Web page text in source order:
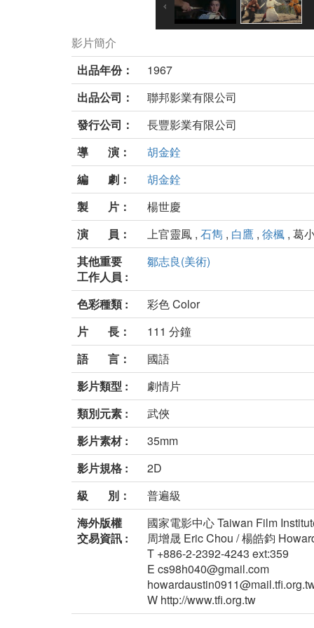
影片簡介
出品年份：
1967
出品公司：
聯邦影業有限公司
發行公司：
長豐影業有限公司
導 演：
胡金銓
編 劇：
胡金銓
製 片：
楊世慶
演 員：
上官靈鳳 , 石雋 , 白鷹 , 徐楓 , 葛
其他重要
工作人員 :
鄒志良(美術)
色彩種類 :
彩色 Color
片 長：
111 分鐘
語 言：
國語
影片類型 :
劇情片
類別元素 :
武俠
影片素材 :
35mm
影片規格 :
2D
級 別：
普遍級
海外版權
交易資訊 :
國家電影中心 Taiwan Film
周增晟 Eric Chou / 楊皓鈞
T +886-2-2392-4243 ext:359
E cs98h040@gmail.com
W http://www.tfi.org.tw